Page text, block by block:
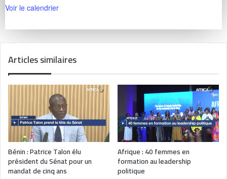
Voir le calendrier
Articles similaires
Bénin : Patrice Talon élu
président du Sénat pour un
mandat de cinq ans
Afrique : 40 femmes en
formation au leadership
politique